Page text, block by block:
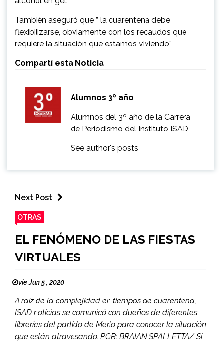
También aseguró que ” la cuarentena debe
flexibilizarse, obviamente con los recaudos que
requiere la situación que estamos viviendo”
Compartí esta Noticia
Alumnos 3º año
Alumnos del 3º año de la Carrera
de Periodismo del Instituto ISAD
See author's posts
Next Post
OTRAS
EL FENÓMENO DE LAS FIESTAS
VIRTUALES
vie Jun 5 , 2020
A raíz de la complejidad en tiempos de cuarentena,
ISAD noticias se comunicó con dueños de diferentes
librerías del partido de Merlo para conocer la situación
que están atravesando. POR: BRAIAN SPALLETTA/ Si